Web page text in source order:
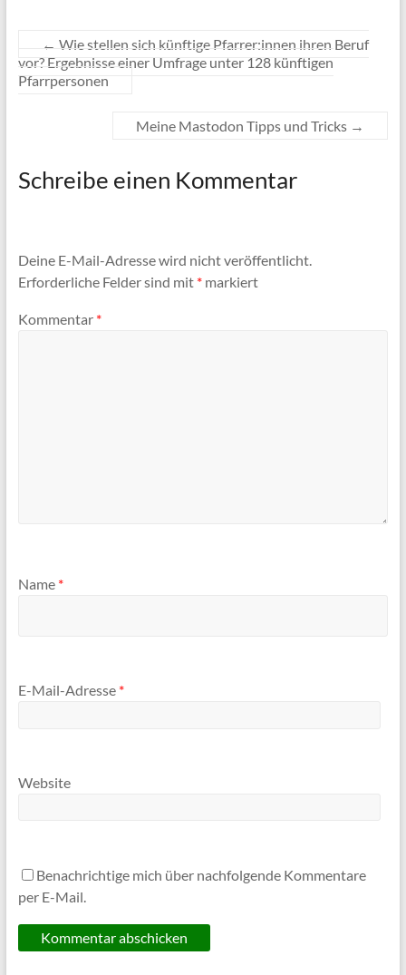
← Wie stellen sich künftige Pfarrer:innen ihren Beruf
vor? Ergebnisse einer Umfrage unter 128 künftigen
Pfarrpersonen
Meine Mastodon Tipps und Tricks →
Schreibe einen Kommentar
Deine E-Mail-Adresse wird nicht veröffentlicht.
Erforderliche Felder sind mit *markiert
Kommentar *
Name *
E-Mail-Adresse *
Website
Benachrichtige mich über nachfolgende Kommentare
per E-Mail.